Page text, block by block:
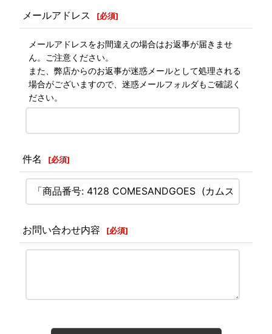
メールアドレス [必須]
メールアドレスをお間違えの場合はお返事が届きませ
ん。ご注意ください。
また、弊店からのお返事が迷惑メールとして処理される
場合がございますので、迷惑メールフォルダもご確認く
ださい。
件名 [必須]
お問い合わせ内容 [必須]